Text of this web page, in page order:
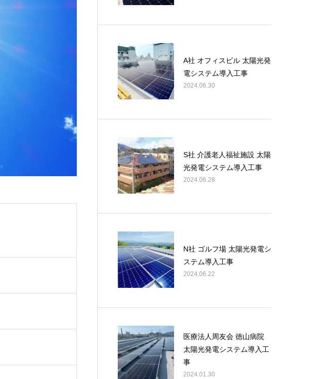
A社 オフィスビル 太陽光発
電システム導入工事
2024.06.30
S社 介護老人福祉施設 太陽
光発電システム導入工事
2024.06.28
N社 ゴルフ場 太陽光発電シ
ステム導入工事
2024.06.22
医療法人周友会 徳山病院
太陽光発電システム導入工
事
2024.01.30